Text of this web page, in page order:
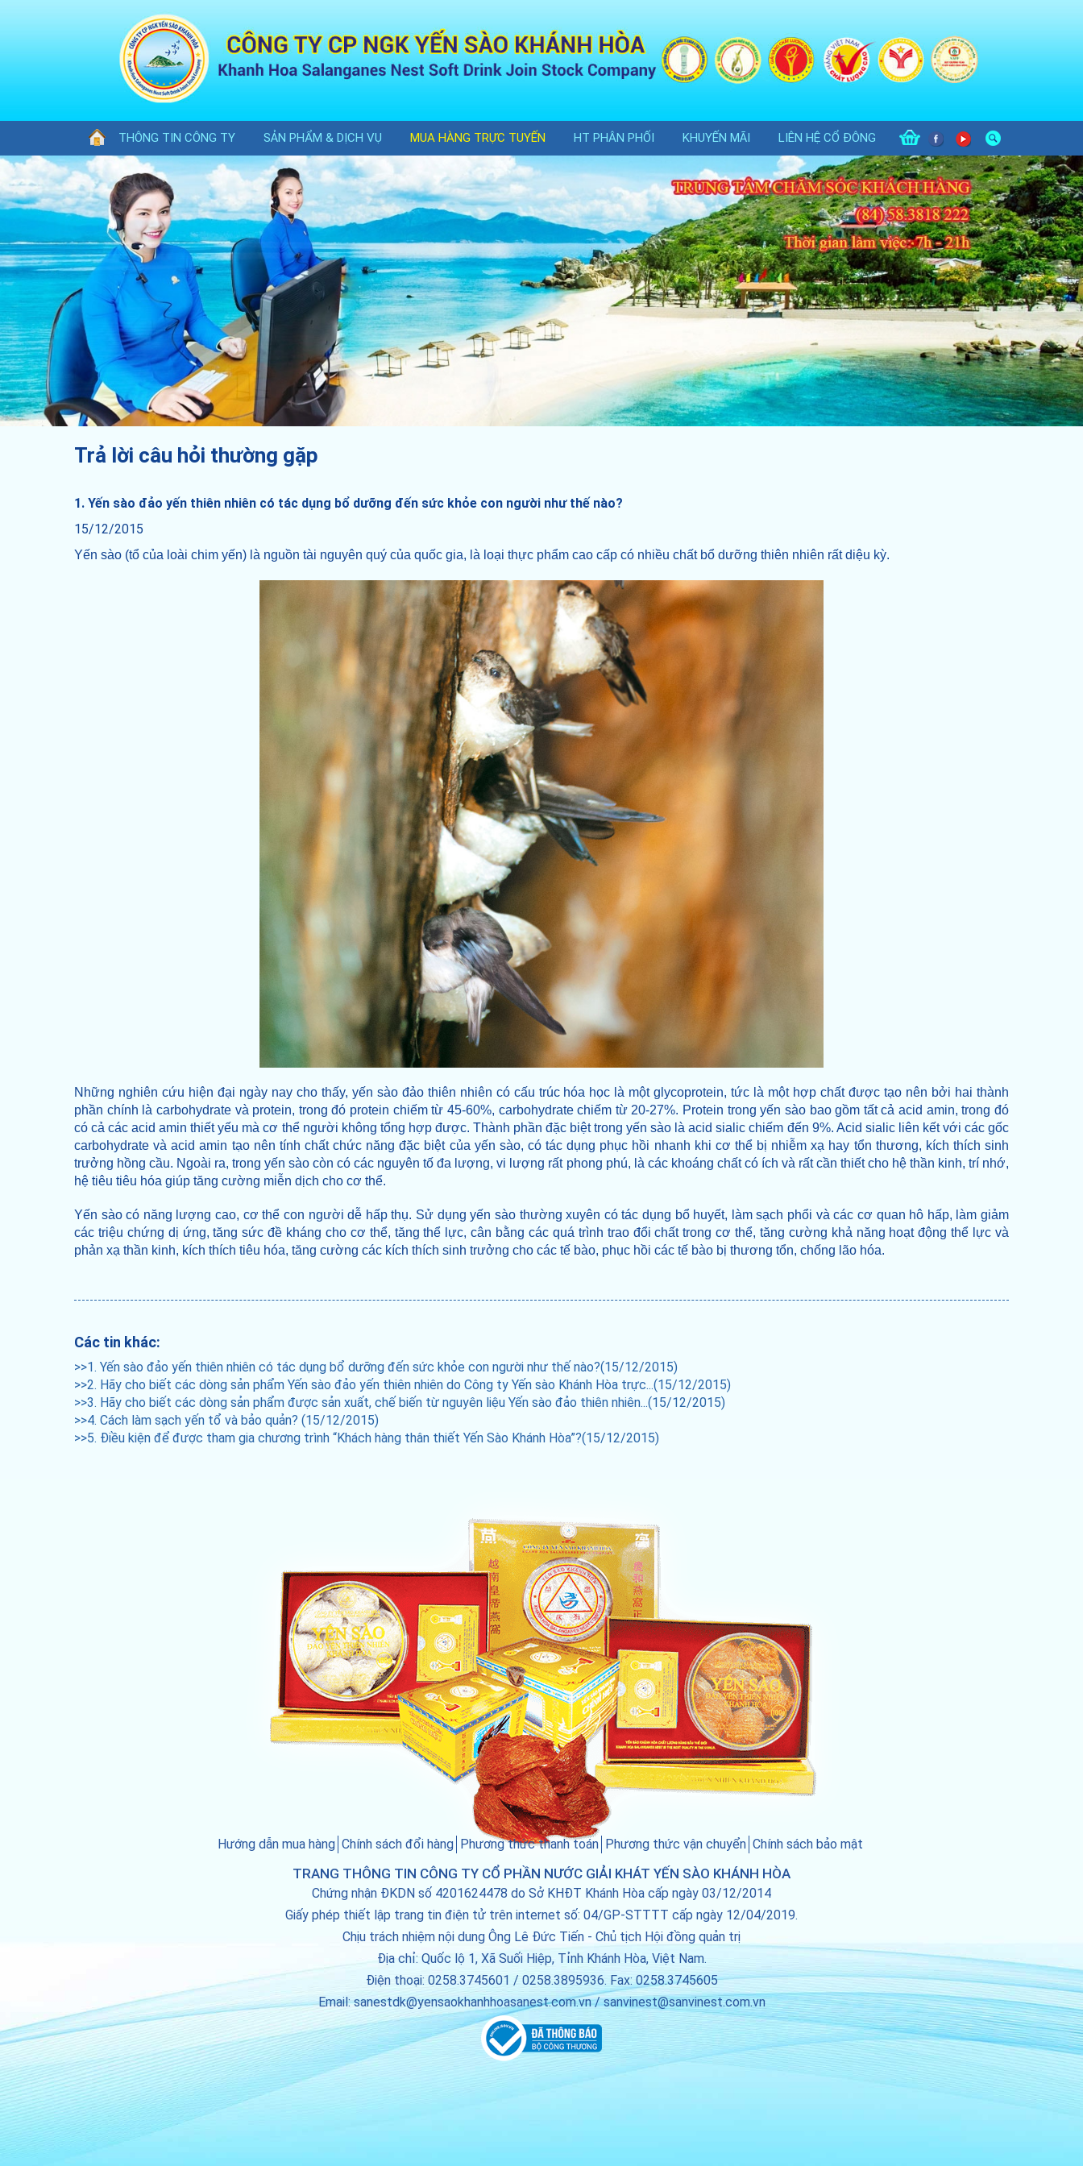
THÔNG TIN CÔNG TY SẢN PHẨM & DỊCH VỤ MUA HÀNG TRỰC TUYẾN HT PHÂN PHỐI KHUYẾN MÃI LIÊN HỆ CỔ ĐÔNG
Trả lời câu hỏi thường gặp
1. Yến sào đảo yến thiên nhiên có tác dụng bổ dưỡng đến sức khỏe con người như thế nào?
15/12/2015
Yến sào (tổ của loài chim yến) là nguồn tài nguyên quý của quốc gia, là loại thực phẩm cao cấp có nhiều chất bổ dưỡng thiên nhiên rất diệu kỳ.
Những nghiên cứu hiện đại ngày nay cho thấy, yến sào đảo thiên nhiên có cấu trúc hóa học là một glycoprotein, tức là một hợp chất được tạo nên bởi hai thành
phần chính là carbohydrate và protein, trong đó protein chiếm từ 45-60%, carbohydrate chiếm từ 20-27%. Protein trong yến sào bao gồm tất cả acid amin, trong đó
có cả các acid amin thiết yếu mà cơ thể người không tổng hợp được. Thành phần đặc biệt trong yến sào là acid sialic chiếm đến 9%. Acid sialic liên kết với các gốc
carbohydrate và acid amin tạo nên tính chất chức năng đặc biệt của yến sào, có tác dụng phục hồi nhanh khi cơ thể bị nhiễm xạ hay tổn thương, kích thích sinh
trưởng hồng cầu. Ngoài ra, trong yến sào còn có các nguyên tố đa lượng, vi lượng rất phong phú, là các khoáng chất có ích và rất cần thiết cho hệ thần kinh, trí nhớ,
hệ tiêu tiêu hóa giúp tăng cường miễn dịch cho cơ thể.
Yến sào có năng lượng cao, cơ thể con người dễ hấp thụ. Sử dụng yến sào thường xuyên có tác dụng bổ huyết, làm sạch phổi và các cơ quan hô hấp, làm giảm
các triệu chứng dị ứng, tăng sức đề kháng cho cơ thể, tăng thể lực, cân bằng các quá trình trao đổi chất trong cơ thể, tăng cường khả năng hoạt động thể lực và
phản xạ thần kinh, kích thích tiêu hóa, tăng cường các kích thích sinh trưởng cho các tế bào, phục hồi các tế bào bị thương tổn, chống lão hóa.
Các tin khác:
>>1. Yến sào đảo yến thiên nhiên có tác dụng bổ dưỡng đến sức khỏe con người như thế nào?(15/12/2015)
>>2. Hãy cho biết các dòng sản phẩm Yến sào đảo yến thiên nhiên do Công ty Yến sào Khánh Hòa trực...(15/12/2015)
>>3. Hãy cho biết các dòng sản phẩm được sản xuất, chế biến từ nguyên liệu Yến sào đảo thiên nhiên...(15/12/2015)
>>4. Cách làm sạch yến tổ và bảo quản? (15/12/2015)
>>5. Điều kiện để được tham gia chương trình “Khách hàng thân thiết Yến Sào Khánh Hòa”?(15/12/2015)
Hướng dẫn mua hàng Chính sách đổi hàng Phương thức thanh toán Phương thức vận chuyển Chính sách bảo mật
TRANG THÔNG TIN CÔNG TY CỔ PHẦN NƯỚC GIẢI KHÁT YẾN SÀO KHÁNH HÒA
Chứng nhận ĐKDN số 4201624478 do Sở KHĐT Khánh Hòa cấp ngày 03/12/2014
Giấy phép thiết lập trang tin điện tử trên internet số: 04/GP-STTTT cấp ngày 12/04/2019.
Chịu trách nhiệm nội dung Ông Lê Đức Tiến - Chủ tịch Hội đồng quản trị
Địa chỉ: Quốc lộ 1, Xã Suối Hiệp, Tỉnh Khánh Hòa, Việt Nam.
Điện thoại: 0258.3745601 / 0258.3895936. Fax: 0258.3745605
Email: sanestdk@yensaokhanhhoasanest.com.vn / sanvinest@sanvinest.com.vn